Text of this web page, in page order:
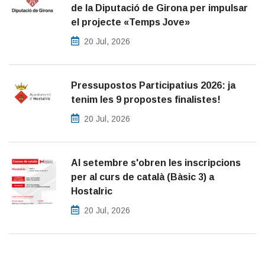
de la Diputació de Girona per impulsar
el projecte «Temps Jove»
20 Jul, 2026
Pressupostos Participatius 2026: ja
tenim les 9 propostes finalistes!
20 Jul, 2026
Al setembre s'obren les inscripcions
per al curs de català (Bàsic 3) a
Hostalric
20 Jul, 2026